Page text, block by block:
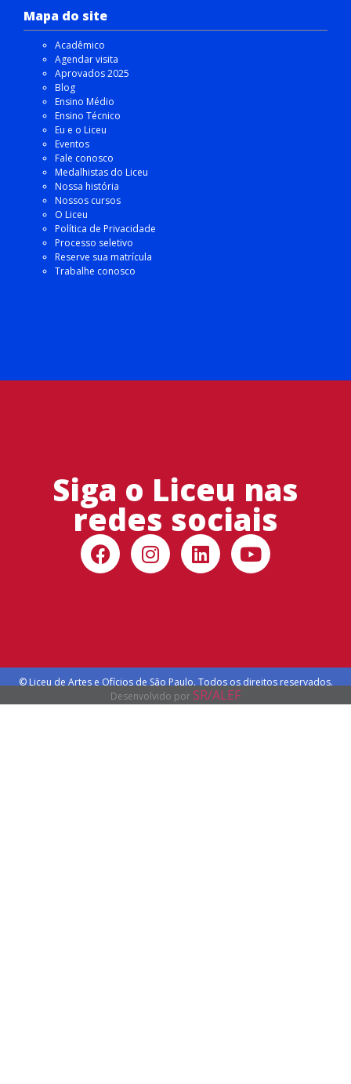
Mapa do site
Acadêmico
Agendar visita
Aprovados 2025
Blog
Ensino Médio
Ensino Técnico
Eu e o Liceu
Eventos
Fale conosco
Medalhistas do Liceu
Nossa história
Nossos cursos
O Liceu
Política de Privacidade
Processo seletivo
Reserve sua matrícula
Trabalhe conosco
Siga o Liceu nas
redes sociais
© Liceu de Artes e Ofícios de São Paulo. Todos os direitos reservados.
Desenvolvido por SR/ALEF